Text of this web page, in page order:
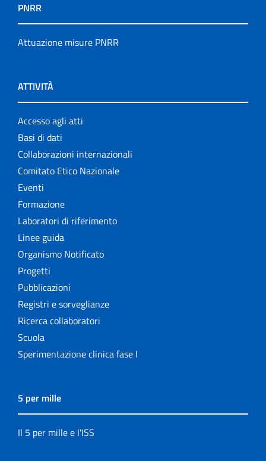
PNRR
Attuazione misure PNRR
ATTIVITÀ
Accesso agli atti
Basi di dati
Collaborazioni internazionali
Comitato Etico Nazionale
Eventi
Formazione
Laboratori di riferimento
Linee guida
Organismo Notificato
Progetti
Pubblicazioni
Registri e sorveglianze
Ricerca collaboratori
Scuola
Sperimentazione clinica fase I
5 per mille
Il 5 per mille e l'ISS